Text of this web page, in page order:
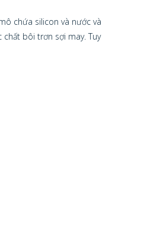
chứa silicon và nước và
bôi trơn sợi may. Tuy